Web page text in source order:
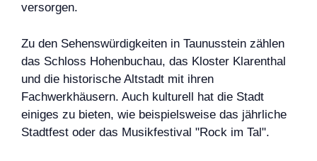
versorgen.
Zu den Sehenswürdigkeiten in Taunusstein zählen
das Schloss Hohenbuchau, das Kloster Klarenthal
und die historische Altstadt mit ihren
Fachwerkhäusern. Auch kulturell hat die Stadt
einiges zu bieten, wie beispielsweise das jährliche
Stadtfest oder das Musikfestival "Rock im Tal".